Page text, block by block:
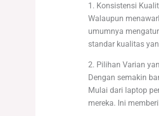
1. Konsistensi
Walaupun
umumnya
standar kualitas
2. Pilihan Varian
Dengan semakin
Mulai dari laptop
mereka. Ini